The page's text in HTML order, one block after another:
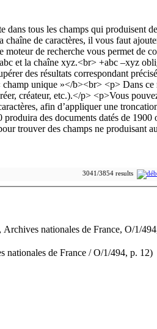
3041/3854 results
nationales de France, O/1/
nationales de France / O/1/494, p. 12)